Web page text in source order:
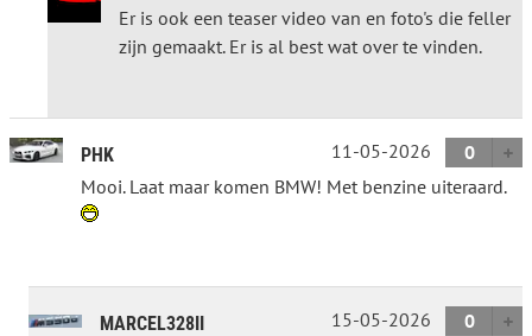
Er is ook een teaser video van en foto's die feller
zijn gemaakt. Er is al best wat over te vinden.
PHK 11-05-2026
0
Mooi. Laat maar komen BMW! Met benzine uiteraard.
MARCEL328II 15-05-2026
0